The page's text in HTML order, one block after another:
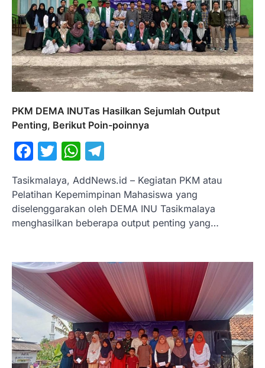
PKM DEMA INUTas Hasilkan Sejumlah Output
Penting, Berikut Poin-poinnya
Facebook
TwitterWhatsApp
Tasikmalaya, AddNews.id – Kegiatan PKM atau
Pelatihan Kepemimpinan Mahasiswa yang
diselenggarakan oleh DEMA INU Tasikmalaya
menghasilkan beberapa output penting yang…